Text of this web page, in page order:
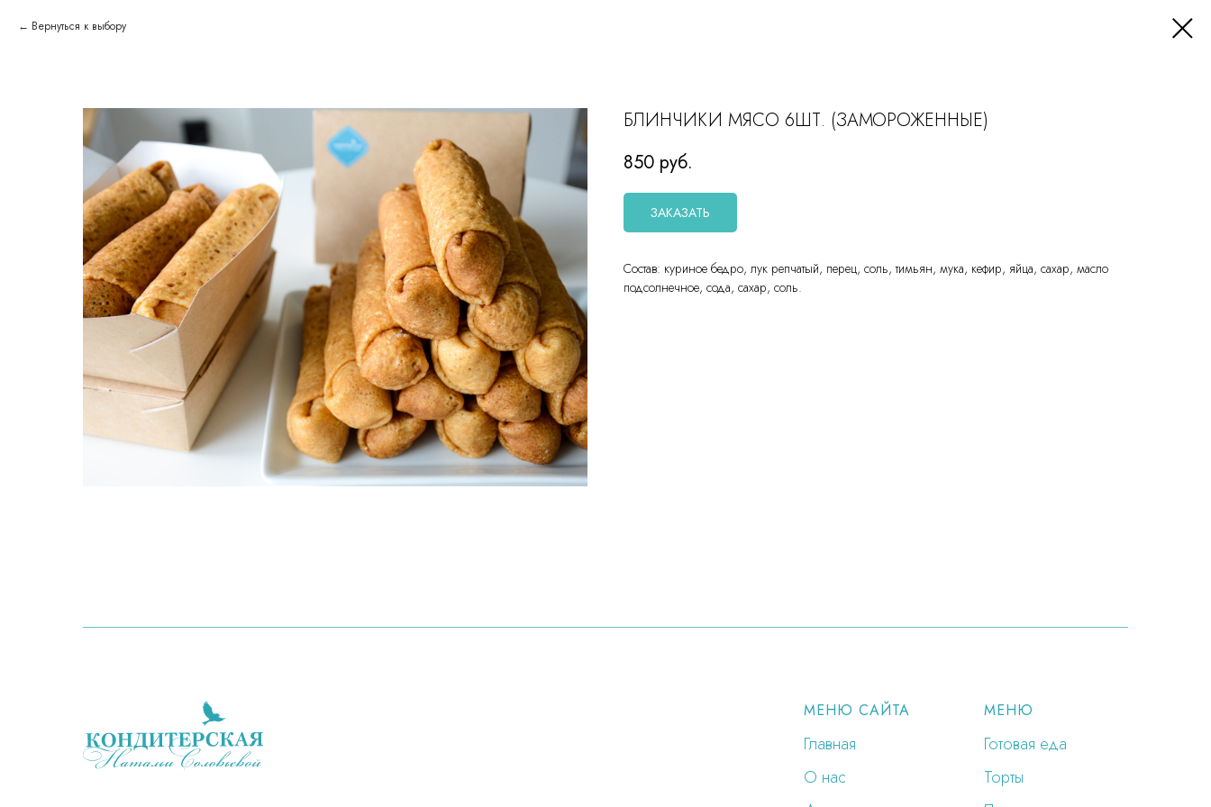
Вернуться к выбору
БЛИНЧИКИ МЯСО 6ШТ. (ЗАМОРОЖЕННЫЕ)
850 руб.
ЗАКАЗАТЬ
Состав: куриное бедро, лук репчатый, перец, соль, тимьян, мука, кефир, яйца, сахар, масло
подсолнечное, сода, сахар, соль.
МЕНЮ САЙТА
Главная
О нас
МЕНЮ
Готовая еда
Торты